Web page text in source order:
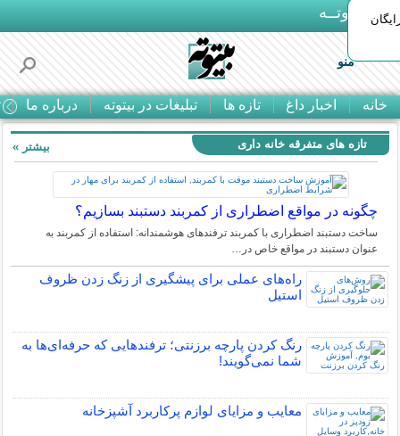
بـیتوتــه
منو
خانه اخبار داغ تازه ها تبلیغات در بیتوته درباره ما
تازه های متفرقه خانه داری
چگونه در مواقع اضطراری از کمربند دستبند بسازیم؟
ساخت دستبند اضطراری با کمربند ترفندهای هوشمندانه: استفاده از کمربند به
عنوان دستبند در مواقع خاص در…
راه‌های عملی برای پیشگیری از زنگ زدن ظروف
استیل
رنگ کردن پارچه برزنتی؛ ترفندهایی که حرفه‌ای‌ها به
شما نمی‌گویند!
معایب و مزایای لوازم پرکاربرد آشپزخانه
بیشتر »